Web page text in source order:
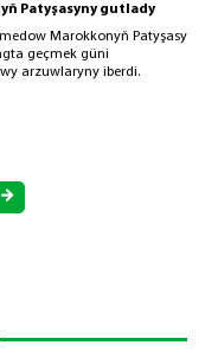
Patyşasyny gutlady
Marokkonyň Patyşasy
geçmek güni
arzuwlaryny iberdi.